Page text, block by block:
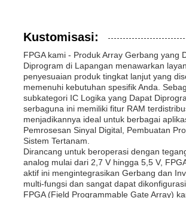
Kustomisasi:
FPGA kami - Produk Array Gerbang yang
Diprogram di Lapangan menawarkan
penyesuaian produk tingkat lanjut yang
memenuhi kebutuhan spesifik Anda.
subkategori IC Logika yang Dapat
serbaguna ini memiliki fitur RAM
menjadikannya ideal untuk berbagai
Pemrosesan Sinyal Digital, Pembuatan
Sistem Tertanam.
Dirancang untuk beroperasi dengan
analog mulai dari 2,7 V hingga 5,5 V,
aktif ini mengintegrasikan Gerbang dan
multi-fungsi dan sangat dapat
FPGA (Field Programmable Gate Array)